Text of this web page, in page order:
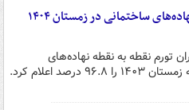
نرخ تورم نهاده‌های ساختمانی در زمستان ۱۴۰۴
تورم نقطه به نقطه نهاده‌های